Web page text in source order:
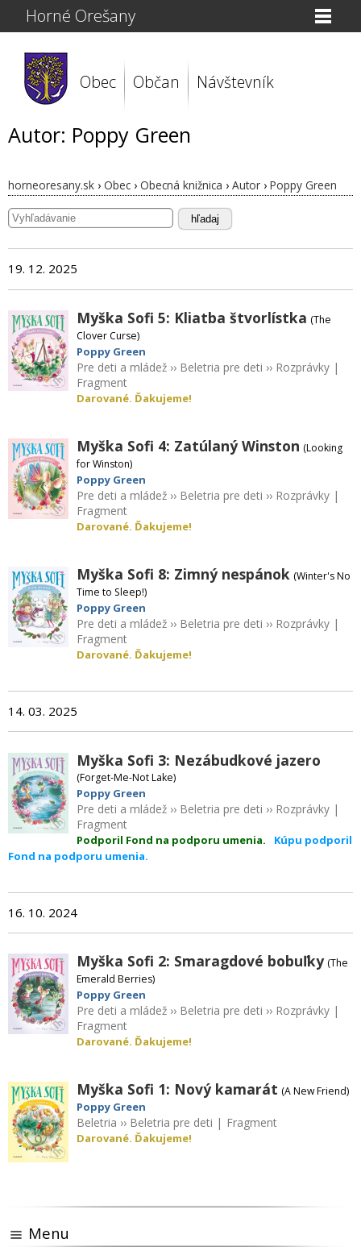
Horné Orešany
Obec Občan Návštevník
Autor: Poppy Green
horneoresany.sk › Obec › Obecná knižnica › Autor › Poppy Green
hľadaj
19. 12. 2025
Myška Sofi 5: Kliatba štvorlístka (The
Clover Curse)
Poppy Green
Pre deti a mládež ›› Beletria pre deti ›› Rozprávky |
Fragment
Darované. Ďakujeme!
Myška Sofi 4: Zatúlaný Winston (Looking
for Winston)
Poppy Green
Pre deti a mládež ›› Beletria pre deti ›› Rozprávky |
Fragment
Darované. Ďakujeme!
Myška Sofi 8: Zimný nespánok (Winter's No
Time to Sleep!)
Poppy Green
Pre deti a mládež ›› Beletria pre deti ›› Rozprávky |
Fragment
Darované. Ďakujeme!
14. 03. 2025
Myška Sofi 3: Nezábudkové jazero
(Forget-Me-Not Lake)
Poppy Green
Pre deti a mládež ›› Beletria pre deti ›› Rozprávky |
Fragment
Podporil Fond na podporu umenia.
Kúpu podporil
Fond na podporu umenia.
16. 10. 2024
Myška Sofi 2: Smaragdové bobuľky (The
Emerald Berries)
Poppy Green
Pre deti a mládež ›› Beletria pre deti ›› Rozprávky |
Fragment
Darované. Ďakujeme!
Myška Sofi 1: Nový kamarát (A New Friend)
Poppy Green
Beletria ›› Beletria pre deti | Fragment
Darované. Ďakujeme!
Menu